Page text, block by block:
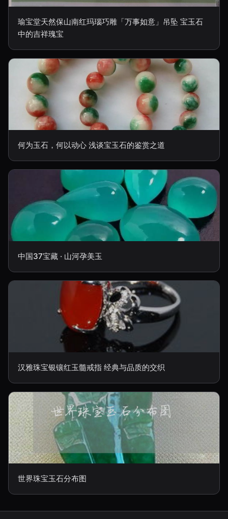
瑜宝堂天然保山南红玛瑙巧雕「万事如意」吊坠 宝玉石
中的吉祥瑰宝
何为玉石，何以动心 浅谈宝玉石的鉴赏之道
中国37宝藏 · 山河孕美玉
汉雅珠宝银镶红玉髓戒指 经典与品质的交织
世界珠宝玉石分布图